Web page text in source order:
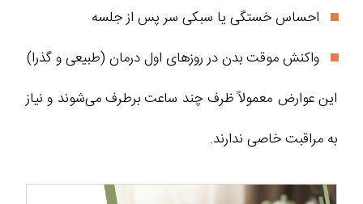
احساس خستگی یا سبکی سر پس از جلسه
واکنش موقت بدن در روزهای اول درمان (طبیعی و گذرا)
این عوارض معمولاً ظرف چند ساعت برطرف می‌شوند و نیاز
به مراقبت خاصی ندارند.